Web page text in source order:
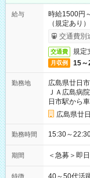
給与
時給1500円
（規定あり
合）交通費別
交通費 規定
月収例 15～
勤務地
広島県廿日
ＪＡ広島病
日市駅から
広島県廿
勤務時間 15:30～
期間 ＜急募＞即
特徴 40～50代活